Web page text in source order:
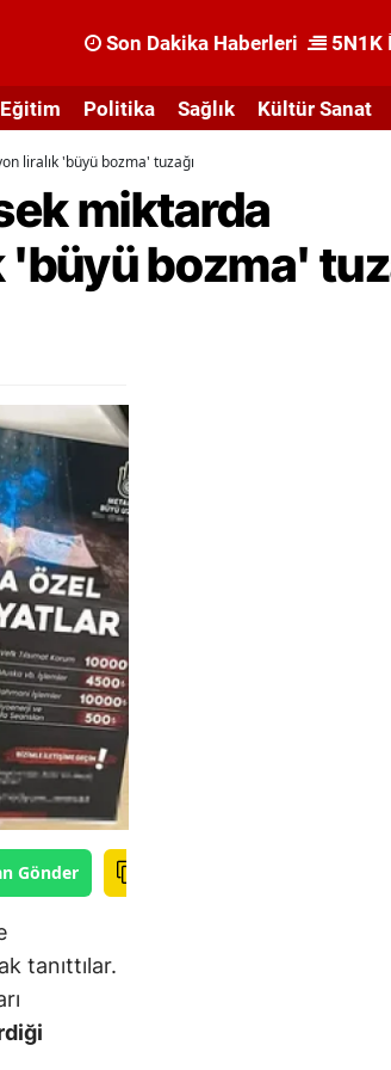
Son Dakika Haberleri 5N1K
Eğitim Politika Sağlık Kültür Sanat
liralık 'büyü bozma' tuzağı
miktarda
'büyü bozma'
Gönder
tanıttılar.